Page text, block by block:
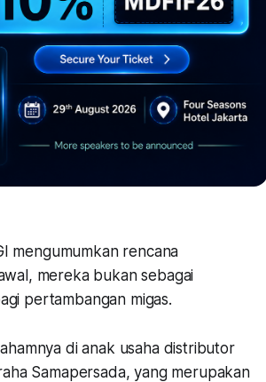
mengumumkan rencana
mereka bukan sebagai
pertambangan migas.
di anak usaha distributor
Samapersada, yang merupakan